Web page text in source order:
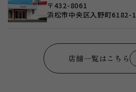
〒432-8061
浜松市中央区入野町6182-1
店舗一覧はこちら